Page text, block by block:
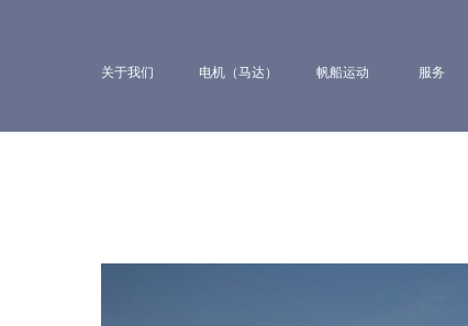
服务
帆船运动
电机（马达）
关于我们